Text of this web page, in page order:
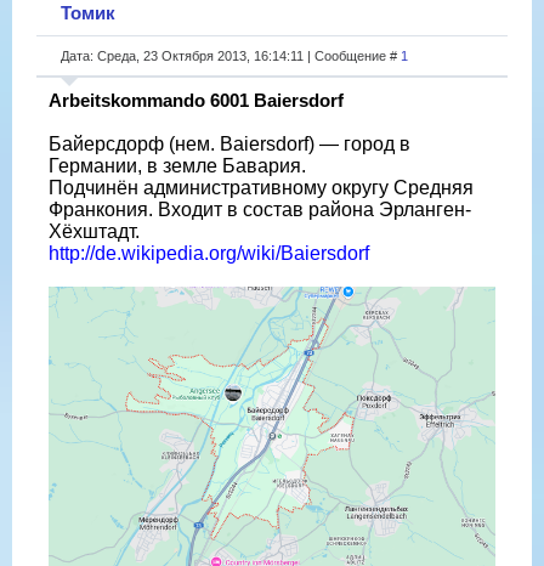
Томик
Дата: Среда, 23 Октября 2013, 16:14:11 | Сообщение # 1
Arbeitskommando 6001 Baiersdorf
Байерсдорф (нем. Baiersdorf) — город в
Германии, в земле Бавария.
Подчинён административному округу Средняя
Франкония. Входит в состав района Эрланген-
Хёхштадт.
http://de.wikipedia.org/wiki/Baiersdorf